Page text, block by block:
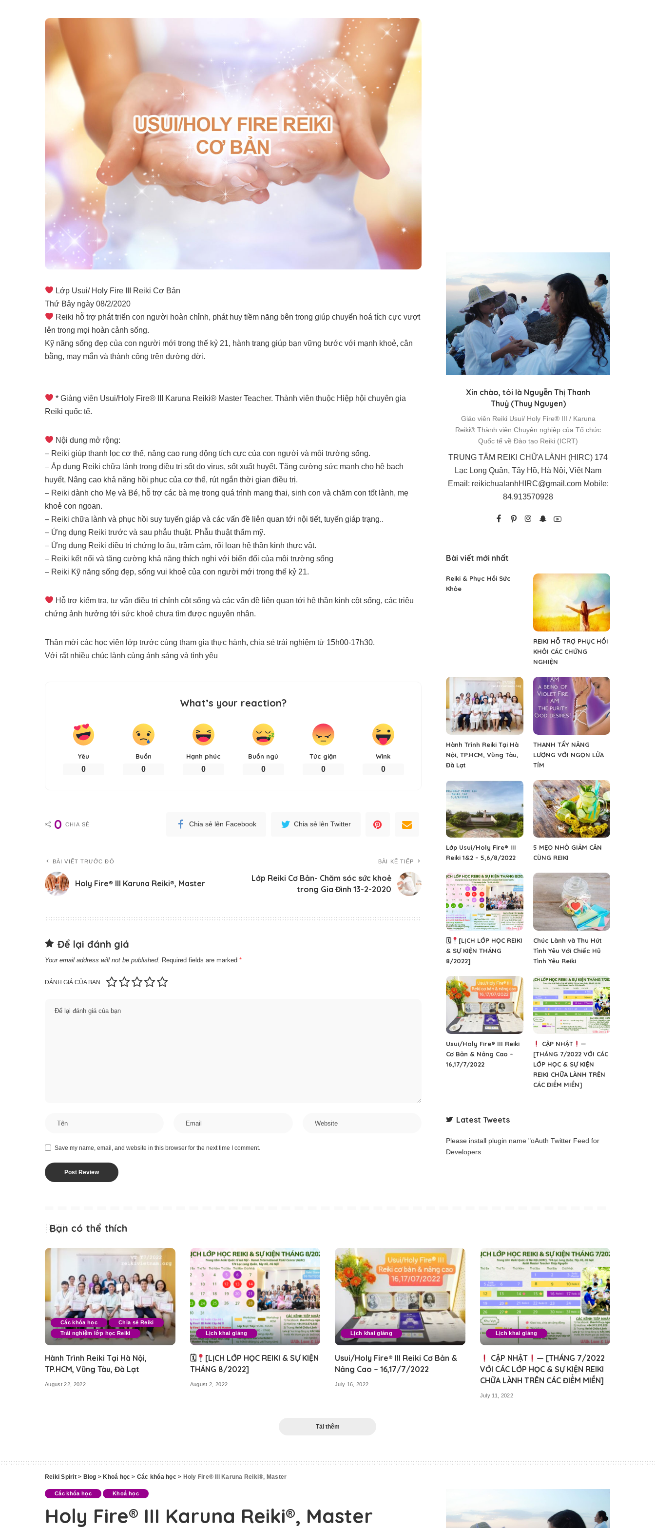
Lớp Usui/ Holy Fire III Reiki Cơ Bản
Thứ Bảy ngày 08/2/2020
Reiki hỗ trợ phát triển con người hoàn chỉnh, phát huy tiềm năng bên trong giúp chuyển hoá tích cực vượt
lên trong mọi hoàn cảnh sống.
Kỹ năng sống đẹp của con người mới trong thế kỷ 21, hành trang giúp bạn vững bước với mạnh khoẻ, cân
bằng, may mắn và thành công trên đường đời.
* Giảng viên Usui/Holy Fire® III Karuna Reiki® Master Teacher. Thành viên thuộc Hiệp hội chuyên gia
Reiki quốc tế.
Nội dung mở rộng:
– Reiki giúp thanh lọc cơ thể, nâng cao rung động tích cực của con người và môi trường sống.
– Áp dụng Reiki chữa lành trong điều trị sốt do virus, sốt xuất huyết. Tăng cường sức mạnh cho hệ bạch
huyết, Nâng cao khả năng hồi phục của cơ thể, rút ngắn thời gian điều trị.
– Reiki dành cho Mẹ và Bé, hỗ trợ các bà mẹ trong quá trình mang thai, sinh con và chăm con tốt lành, mẹ
khoẻ con ngoan.
– Reiki chữa lành và phục hồi suy tuyến giáp và các vấn đề liên quan tới nội tiết, tuyến giáp trạng..
– Ứng dụng Reiki trước và sau phẫu thuật. Phẫu thuật thẩm mỹ.
– Ứng dụng Reiki điều trị chứng lo âu, trầm cảm, rối loạn hệ thần kinh thực vật.
– Reiki kết nối và tăng cường khả năng thích nghi với biến đổi của môi trường sống
– Reiki Kỹ năng sống đẹp, sống vui khoẻ của con người mới trong thế kỷ 21.
Hỗ trợ kiểm tra, tư vấn điều trị chỉnh cột sống và các vấn đề liên quan tới hệ thần kinh cột sống, các triệu
chứng ảnh hưởng tới sức khoẻ chưa tìm được nguyên nhân.
Thân mời các học viên lớp trước cùng tham gia thực hành, chia sẻ trải nghiệm từ 15h00-17h30.
Với rất nhiều chúc lành cùng ánh sáng và tình yêu
What’s your reaction?
Yêu
0
Buồn
0
Hạnh phúc
0
Buồn ngủ
0
Tức giận
0
Wink
0
0 CHIA SẺ Chia sẻ lên Facebook Chia sẻ lên Twitter
BÀI VIẾT TRƯỚC ĐÓ
Holy Fire® III Karuna Reiki®, Master
BÀI KẾ TIẾP
Lớp Reiki Cơ Bản- Chăm sóc sức khoẻ
trong Gia Đình 13-2-2020
Để lại đánh giá
Your email address will not be published. Required fields are marked *
ĐÁNH GIÁ CỦA BẠN
Save my name, email, and website in this browser for the next time I comment.
Xin chào, tôi là Nguyễn Thị Thanh
Thuỷ (Thuy Nguyen)
Giáo viên Reiki Usui/ Holy Fire® III / Karuna
Reiki® Thành viên Chuyên nghiệp của Tổ chức
Quốc tế về Đào tạo Reiki (ICRT)
TRUNG TÂM REIKI CHỮA LÀNH (HIRC) 174
Lạc Long Quân, Tây Hồ, Hà Nội, Việt Nam
Email: reikichualanhHIRC@gmail.com Mobile:
84.913570928
Bài viết mới nhất
Reiki & Phục Hồi Sức
Khỏe
REIKI HỖ TRỢ PHỤC HỒI
KHỎI CÁC CHỨNG
NGHIỆN
Hành Trình Reiki Tại Hà
Nội, TP.HCM, Vũng Tàu,
Đà Lạt
THANH TẨY NĂNG
LƯỢNG VỚI NGỌN LỬA
TÍM
Lớp Usui/Holy Fire® III
Reiki 1&2 – 5,6/8/2022
5 MẸO NHỎ GIẢM CÂN
CÙNG REIKI
🗓
[LỊCH LỚP HỌC REIKI
& SỰ KIỆN THÁNG
8/2022]
Chúc Lành và Thu Hút
Tình Yêu Với Chiếc Hũ
Tình Yêu Reiki
Usui/Holy Fire® III Reiki
Cơ Bản & Nâng Cao –
16,17/7/2022
CẬP NHẬT
—
[THÁNG 7/2022 VỚI CÁC
LỚP HỌC & SỰ KIỆN
REIKI CHỮA LÀNH TRÊN
CÁC ĐIỂM MIỀN]
Latest Tweets
Please install plugin name "oAuth Twitter Feed for
Developers
Bạn có thể thích
Các khóa học
Chia sẻ Reiki
Trải nghiệm lớp học Reiki
Hành Trình Reiki Tại Hà Nội,
TP.HCM, Vũng Tàu, Đà Lạt
August 22, 2022
Lịch khai giảng
🗓
[LỊCH LỚP HỌC REIKI & SỰ KIỆN
THÁNG 8/2022]
August 2, 2022
Lịch khai giảng
Usui/Holy Fire® III Reiki Cơ Bản &
Nâng Cao – 16,17/7/2022
July 16, 2022
Lịch khai giảng
CẬP NHẬT
— [THÁNG 7/2022
VỚI CÁC LỚP HỌC & SỰ KIỆN REIKI
CHỮA LÀNH TRÊN CÁC ĐIỂM MIỀN]
July 11, 2022
Tải thêm
Reiki Spirit> Blog > Khoá học > Các khóa học> Holy Fire® III Karuna Reiki®, Master
Các khóa học Khoá học
Holy Fire® III Karuna Reiki®, Master